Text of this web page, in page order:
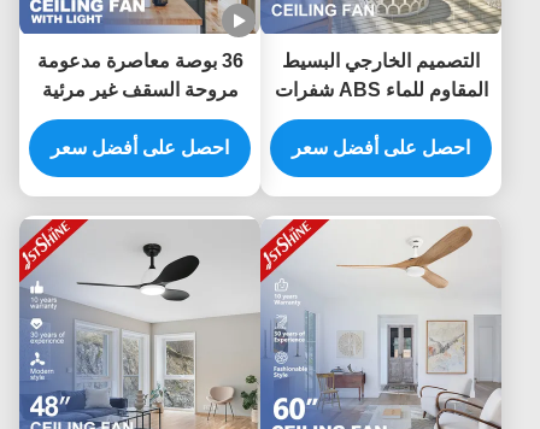
التصميم الخارجي البسيط
المقاوم للماء ABS شفرات
مروحة السقف مع التحكم
عن بعد
احصل على أفضل سعر
36 بوصة معاصرة مدعومة
مروحة السقف غير مرئية
ميني 4 شفرات خشب
مزروع ضوء ضبابي منخفض
احصل على أفضل سعر